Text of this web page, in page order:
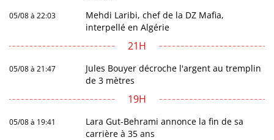
05/08 à 22:03
Mehdi Laribi, chef de la DZ Mafia,
interpellé en Algérie
21H
05/08 à 21:47
Jules Bouyer décroche l'argent au tremplin
de 3 mètres
19H
05/08 à 19:41
Lara Gut-Behrami annonce la fin de sa
carrière à 35 ans